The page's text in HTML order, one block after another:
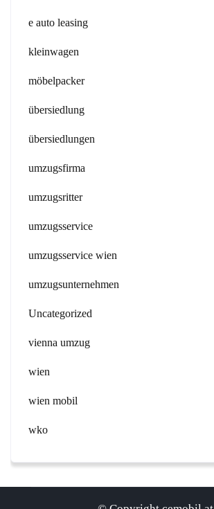
e auto leasing
kleinwagen
möbelpacker
übersiedlung
übersiedlungen
umzugsfirma
umzugsritter
umzugsservice
umzugsservice wien
umzugsunternehmen
Uncategorized
vienna umzug
wien
wien mobil
wko